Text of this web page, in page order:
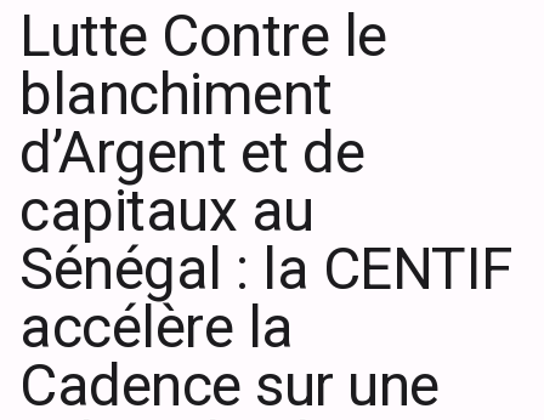
Lutte Contre le
blanchiment
d’Argent et de
capitaux au
Sénégal : la CENTIF
accélère la
Cadence sur une